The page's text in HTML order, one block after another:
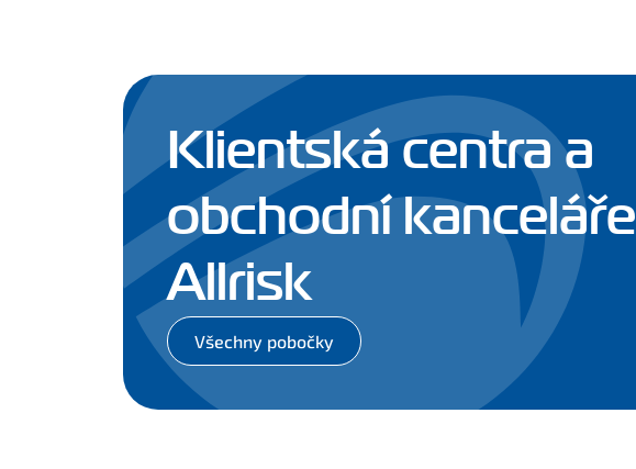
Klientská centra a
obchodní kanceláře
Allrisk
Všechny pobočky